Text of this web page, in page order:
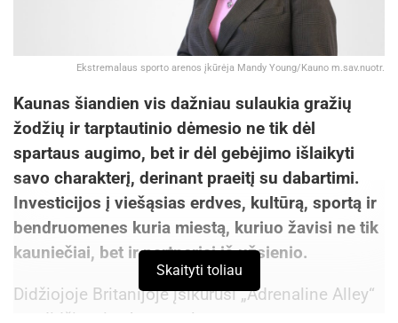
Ekstremalaus sporto arenos įkūrėja Mandy Young/Kauno m.sav.nuotr.
Kaunas šiandien vis dažniau sulaukia gražių
žodžių ir tarptautinio dėmesio ne tik dėl
spartaus augimo, bet ir dėl gebėjimo išlaikyti
savo charakterį, derinant praeitį su dabartimi.
Investicijos į viešąsias erdves, kultūrą, sportą ir
bendruomenes kuria miestą, kuriuo žavisi ne tik
kauniečiai, bet ir partneriai iš užsienio.
Didžiojoje Britanijoje įsikūrusi „Adrenaline Alley“
Skaityti toliau